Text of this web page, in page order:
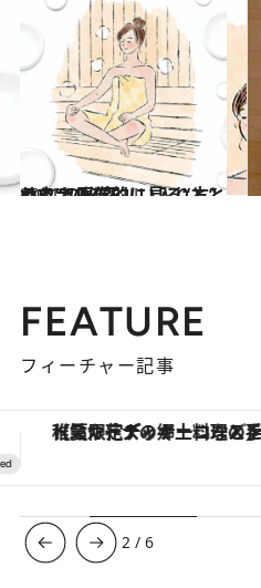
2021.3.29
サウナの “正しい入り方” って？ 医学的に見る“ととのう”の秘密
ライフスタイル
FEATURE
フィーチャー記事
3 /6